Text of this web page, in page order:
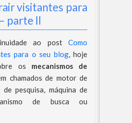
visitantes para
parte ll
ao post Como
para o seu blog, hoje
os mecanismos de
chamados de motor de
pesquisa, máquina de
de busca ou